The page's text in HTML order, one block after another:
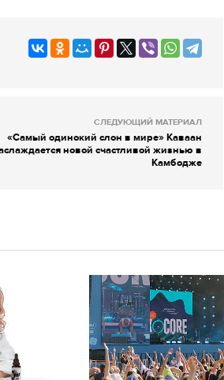
СЛЕДУЮЩИЙ МАТЕРИАЛ
«Самый одинокий слон в мире» Каваан
новой счастливой жизнью в
Камбодже